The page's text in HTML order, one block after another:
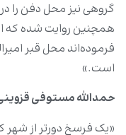
گروهی نیز محل دفن را
همچنین روایت شده که
فرموده‌اند محل قبر
است.»
حمدالله مستوفی
«یک فرسخ دورتر از شهر